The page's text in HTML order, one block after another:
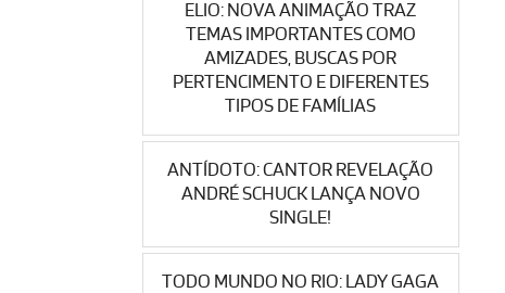
ELIO: NOVA ANIMAÇÃO TRAZ
TEMAS IMPORTANTES COMO
AMIZADES, BUSCAS POR
PERTENCIMENTO E DIFERENTES
TIPOS DE FAMÍLIAS
ANTÍDOTO: CANTOR REVELAÇÃO
ANDRÉ SCHUCK LANÇA NOVO
SINGLE!
TODO MUNDO NO RIO: LADY GAGA